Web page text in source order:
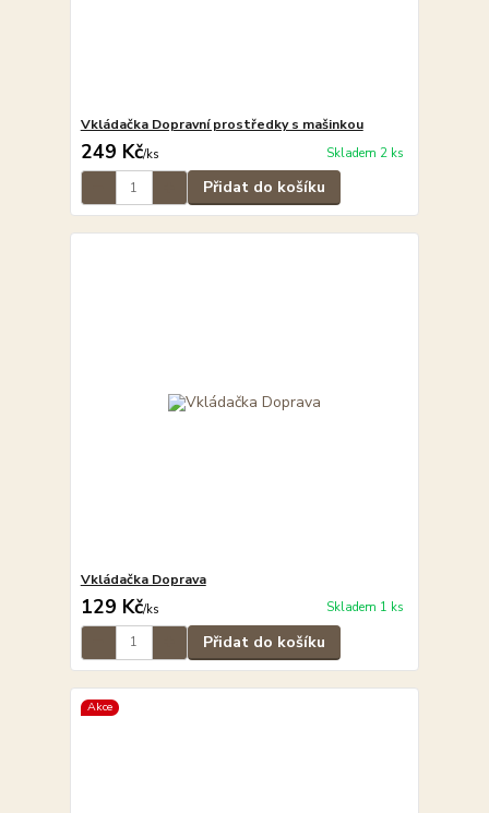
Vkládačka Dopravní prostředky s mašinkou
249 Kč/ks Skladem 2 ks
Přidat do košíku
Vkládačka Doprava
129 Kč/ks Skladem 1 ks
Přidat do košíku
Akce